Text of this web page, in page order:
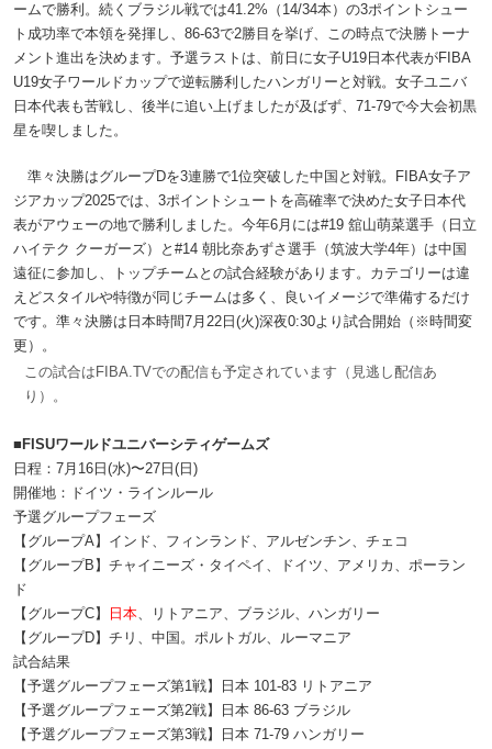
ームで勝利。続くブラジル戦では41.2%（14/34本）の3ポイントシュー
ト成功率で本領を発揮し、86-63で2勝目を挙げ、この時点で決勝トーナ
メント進出を決めます。予選ラストは、前日に女子U19日本代表がFIBA
U19女子ワールドカップで逆転勝利したハンガリーと対戦。女子ユニバ
日本代表も苦戦し、後半に追い上げましたが及ばず、71-79で今大会初黒
星を喫しました。
準々決勝はグループDを3連勝で1位突破した中国と対戦。FIBA女子ア
ジアカップ2025では、3ポイントシュートを高確率で決めた女子日本代
表がアウェーの地で勝利しました。今年6月には#19 舘山萌菜選手（日立
ハイテク クーガーズ）と#14 朝比奈あずさ選手（筑波大学4年）は中国
遠征に参加し、トップチームとの試合経験があります。カテゴリーは違
えどスタイルや特徴が同じチームは多く、良いイメージで準備するだけ
です。準々決勝は日本時間7月22日(火)深夜0:30より試合開始（※時間変
更）。
この試合はFIBA.TVでの配信も予定されています（見逃し配信あ
り）。
■FISUワールドユニバーシティゲームズ
日程：7月16日(水)〜27日(日)
開催地：ドイツ・ラインルール
予選グループフェーズ
【グループA】インド、フィンランド、アルゼンチン、チェコ
【グループB】チャイニーズ・タイペイ、ドイツ、アメリカ、ポーラン
ド
【グループC】
日本、リトアニア、ブラジル、ハンガリー
【グループD】チリ、中国。ポルトガル、ルーマニア
試合結果
【予選グループフェーズ第1戦】日本 101-83 リトアニア
【予選グループフェーズ第2戦】日本 86-63 ブラジル
【予選グループフェーズ第3戦】日本 71-79 ハンガリー